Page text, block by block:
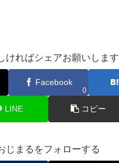
ければシェアお願いします
Facebook
0
LINE コピー
じまるをフォローする